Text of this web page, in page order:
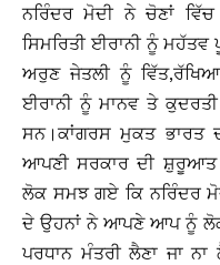
ਨਰਿੰਦਰ ਮੋਦੀ ਨੇ ਚੋਣਾਂ
ਸਿਮਰਿਤੀ ਈਰਾਨੀ ਨੂੰ
ਅਰੁਣ ਜੇਤਲੀ ਨੂੰ
ਈਰਾਨੀ ਨੂੰ ਮਾਨਵ ਤੇ
ਸਨ।ਕਾਂਗਰਸ ਮੁਕਤ ਭਾਰਤ
ਆਪਣੀ ਸਰਕਾਰ ਦੀ ਸ਼ੁਰੂਆਤ
ਲੋਕ ਸਮਝ ਗਏ ਕਿ ਨਰਿੰਦਰ
ਦੇ ਉਹਨਾਂ ਨੇ ਆਪਣੇ ਆਪ ਨੂੰ
ਪਰਧਾਨ ਮੰਤਰੀ ਲੈਣਾ ਜਾ